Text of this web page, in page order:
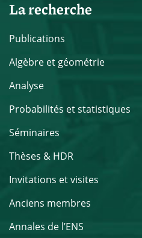
La recherche
Publications
Algèbre et géométrie
Analyse
Probabilités et statistiques
Séminaires
Thèses & HDR
Invitations et visites
Anciens membres
Annales de l’ENS